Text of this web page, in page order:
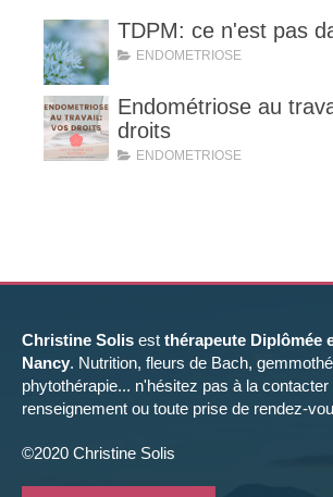
TDPM: ce n'est pas
ENDOMETRIOSE
Endométriose au
droits
ENDOMETRIOSE
Christine Solis est thérapeute Diplômée
Nancy. Nutrition, fleurs de Bach,
phytothérapie... n'hésitez pas à la contacter
renseignement ou toute prise de rendez-
©2020 Christine Solis